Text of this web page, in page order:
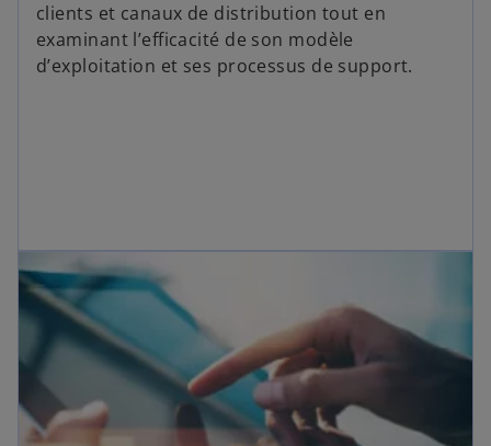
clients et canaux de distribution tout en
examinant l’efficacité de son modèle
d’exploitation et ses processus de support.